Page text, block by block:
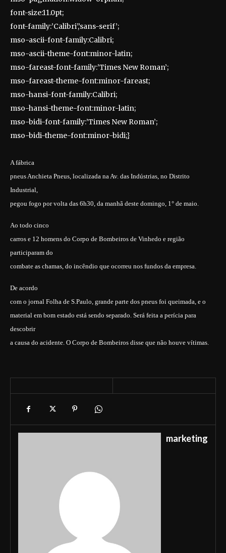
font-size:11.0pt;
font-family:’Calibri’,’sans-serif’;
mso-ascii-font-family:Calibri;
mso-ascii-theme-font:minor-latin;
mso-fareast-font-family:’Times New Roman’;
mso-fareast-theme-font:minor-fareast;
mso-hansi-font-family:Calibri;
mso-hansi-theme-font:minor-latin;
mso-bidi-font-family:’Times New Roman’;
mso-bidi-theme-font:minor-bidi;}
A fábrica
pneus Anchieta Pneus, localizada na Av. das Indústrias, no Distrito
Industrial,
pegou fogo por volta das 6h30, da manhã deste domingo, 1° de maio.
Ao todo cinco
carros e 12 homens do Corpo de Bombeiros de Vinhedo e região
participaram do
combate as chamas, do incêndio que ocorreu nos fundos da empresa.
De acordo
com o jornal Folha de S.Paulo, grande parte dos pneus foi queimada, e o
material em bom estado está sendo separado. Será feita a perícia para
descobrir
a causa do acidente. O Corpo de Bombeiros disse que não houve vítimas.
marketing